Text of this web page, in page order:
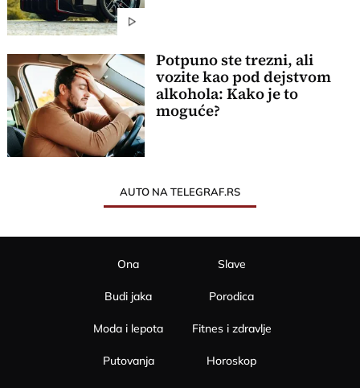
Potpuno ste trezni, ali
vozite kao pod dejstvom
alkohola: Kako je to
moguće?
AUTO NA TELEGRAF.RS
Ona
Budi jaka
Moda i lepota
Slave
Porodica
Fitnes i zdravlje
Putovanja Horoskop